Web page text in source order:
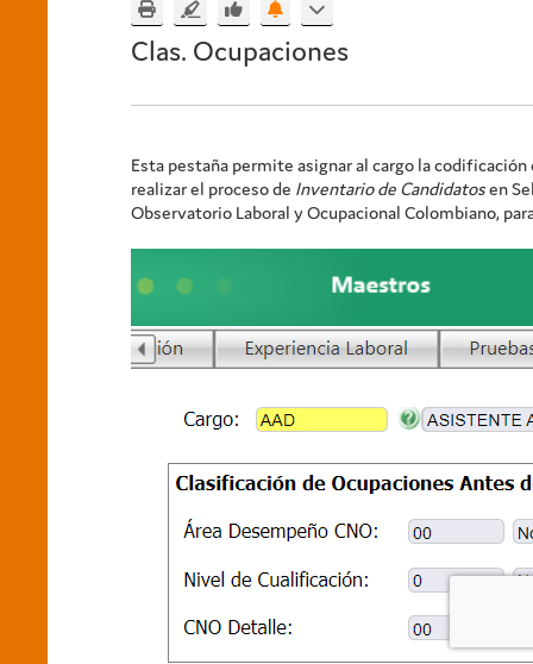
Clas. Ocupaciones
Esta pestaña permite asignar al cargo la
realizar el proceso de Inventario de Candidatosen
Observatorio Laboral y Ocupacional Colombiano,